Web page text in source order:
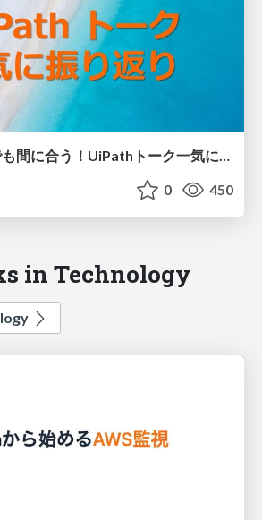
201006 今からでも間に合う！UiPathトーク一気に振り返り たまいさん
0 450
in Technology